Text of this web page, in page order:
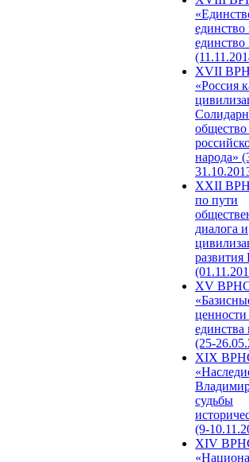
единство
единство
XVII
«Россия
народа»
XXII
по пути
диалога и
развития
XV
единства
(25-
XIX
судьбы
(9-
XIV